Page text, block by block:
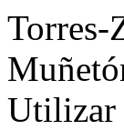
Torres-
Utilizar